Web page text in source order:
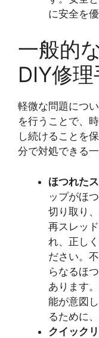
に安全を
一般的
DIY修
軽微な問題につ
を行うことで、
し続けることを
分で対処できる
ほつれた
ップがほ
切り取り
再スレッ
れ、正し
ださい。
らなるほ
あります
能が意図
るために
クイック